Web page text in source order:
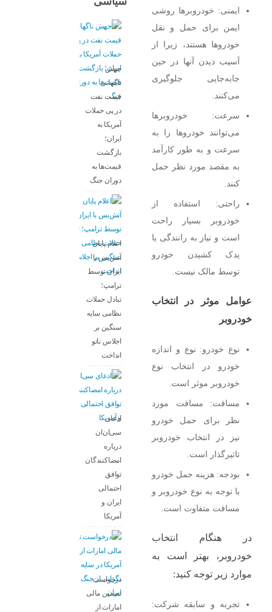
ایمنی: خودروبرها روشی
ایمن برای حمل و نقل
خودروها هستند، زیرا از
آسیب دیدن آنها در حین
جابه‌جایی جلوگیری
می‌کنند.
سرعت: خودروبرها
می‌توانند خودروها را به
سرعت و به طور کارآمد
به مقصد مورد نظر حمل
کنند.
راحتی: استفاده از
خودروبر بسیار راحت
است و نیاز به رانندگی یا
یدک کشیدن خودرو
توسط مالک نیست.
عوامل موثر در انتخاب
خودروبر
نوع خودرو: نوع و اندازه
خودرو در انتخاب نوع
خودروبر موثر است.
مسافت: مسافت مورد
نظر برای حمل خودرو
نیز در انتخاب خودروبر
تاثیرگذار است.
بودجه: هزینه حمل خودرو
با توجه به نوع خودروبر و
مسافت متفاوت است.
در هنگام انتخاب
خودروبر، بهتر است به
موارد زیر توجه کنید:
تجربه و سابقه شرکت:
جهش
ناگهانی
قیمت نفت
در پی حملات
آمریکا به
ایران؛
بازگشت
قیمت‌ها به
دوران جنگ
اعلام پایان
آتش‌بس با
ایران توسط
ترامپ؛
تبادل حملات
نظامی سایه
سنگین بر
اجلاس ناتو
انداخت
ادعای
سی‌ان‌ان
درباره
امضاکنندگان
توافق
احتمالی
ایران و
آمریکا
درخواست
تضمین مالی
امارات از